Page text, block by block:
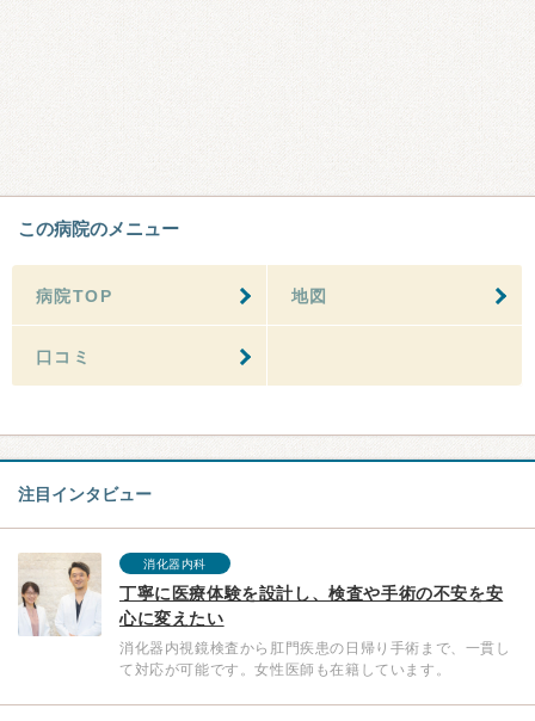
この病院のメニュー
病院TOP 地図
口コミ
注目インタビュー
消化器内科
丁寧に医療体験を設計し、検査や手術の不安を安
心に変えたい
消化器内視鏡検査から肛門疾患の日帰り手術まで、一貫し
て対応が可能です。女性医師も在籍しています。